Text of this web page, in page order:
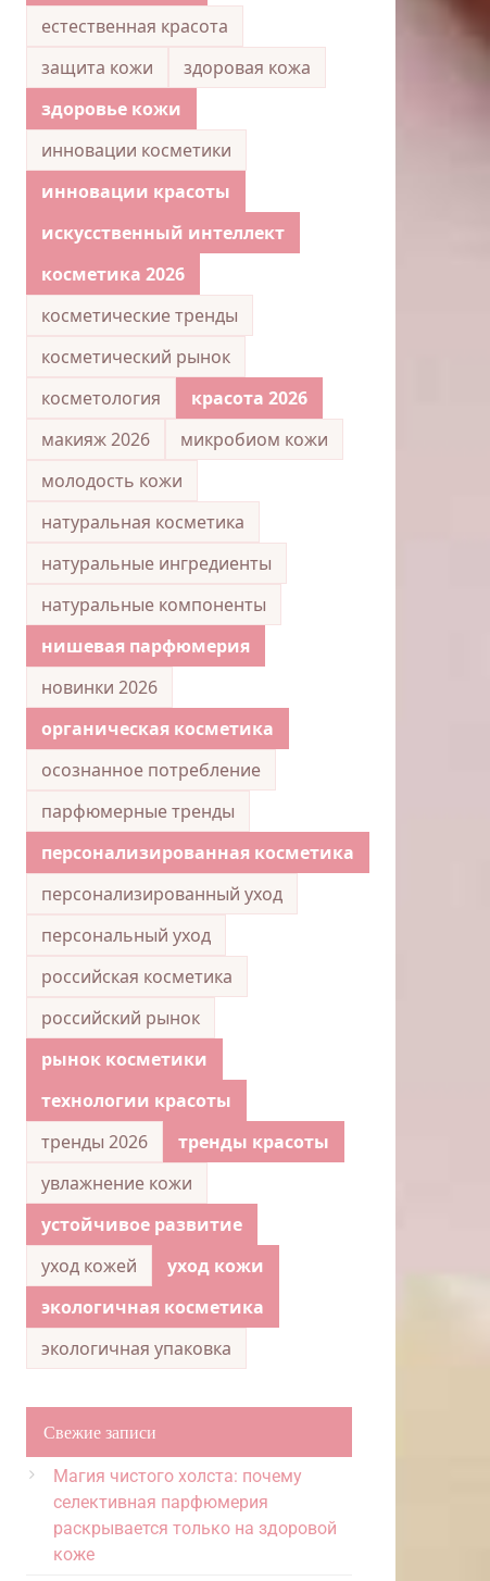
естественная красота
защита кожи
здоровая кожа
здоровье кожи
инновации косметики
инновации красоты
искусственный интеллект
косметика 2026
косметические тренды
косметический рынок
косметология
красота 2026
макияж 2026
микробиом кожи
молодость кожи
натуральная косметика
натуральные ингредиенты
натуральные компоненты
нишевая парфюмерия
новинки 2026
органическая косметика
осознанное потребление
парфюмерные тренды
персонализированная косметика
персонализированный уход
персональный уход
российская косметика
российский рынок
рынок косметики
технологии красоты
тренды 2026
тренды красоты
увлажнение кожи
устойчивое развитие
уход кожей
уход кожи
экологичная косметика
экологичная упаковка
Свежие записи
Магия чистого холста: почему
селективная парфюмерия
раскрывается только на здоровой
коже